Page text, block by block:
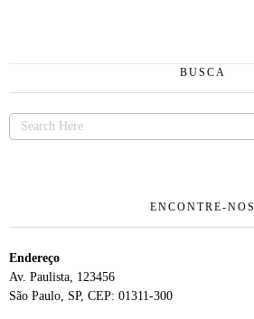
BUSCA
ENCONTRE-NOS
Endereço
Av. Paulista, 123456
São Paulo, SP, CEP: 01311-300